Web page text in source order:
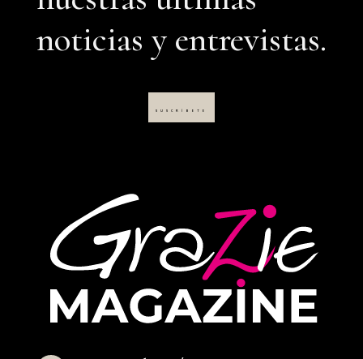
noticias y entrevistas.
SUSCRÍBETE